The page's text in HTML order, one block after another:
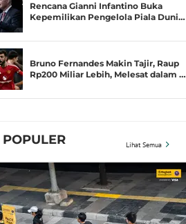
Rencana Gianni Infantino Buka
Kepemilikan Pengelola Piala Duni…
Bruno Fernandes Makin Tajir, Raup
Rp200 Miliar Lebih, Melesat dalam …
POPULER Lihat Semua